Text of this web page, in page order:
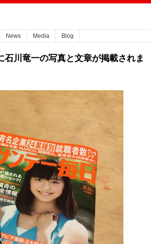
News Media Blog
石川竜一の写真と文章が掲載されま